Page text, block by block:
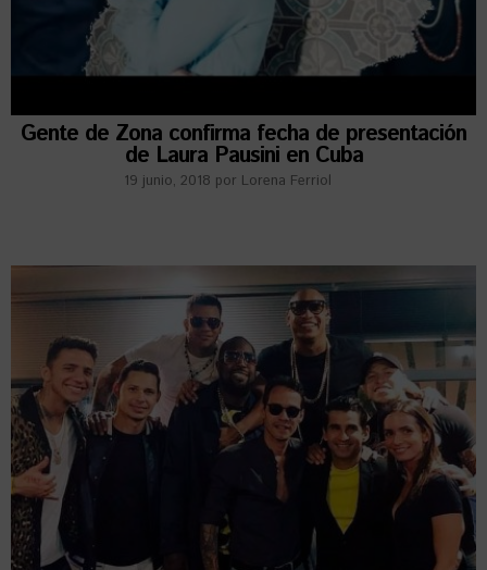
Gente de Zona confirma fecha de presentación
de Laura Pausini en Cuba
19 junio, 2018 por Lorena Ferriol